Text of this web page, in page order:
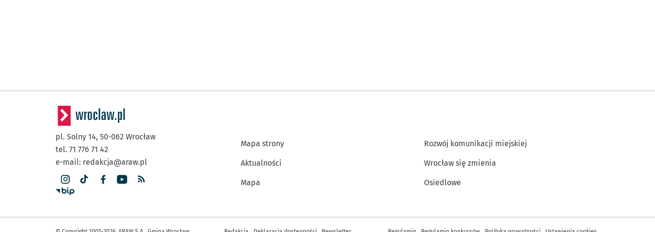
pl. Solny 14, 50-062 Wrocław
tel. 71 776 71 42
e-mail: redakcja@araw.pl
Mapa strony
Aktualności
Mapa
Rozwój komunikacji miejskiej
Wrocław się zmienia
Osiedlowe
Inne informacje